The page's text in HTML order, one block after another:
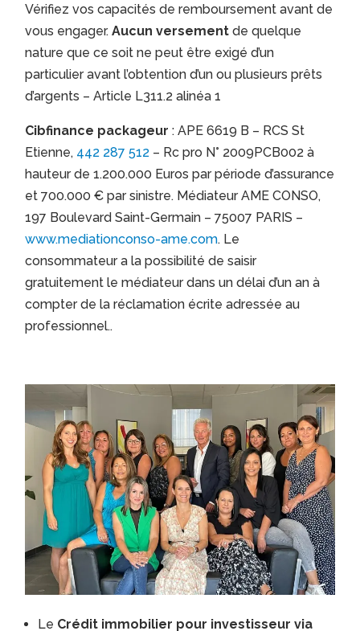
Vérifiez vos capacités de remboursement avant de
vous engager.Aucun versement de quelque
nature que ce soit ne peut être exigé d’un
particulier avant l’obtention d’un ou plusieurs prêts
d’argents – Article L311.2 alinéa 1
Cibfinance packageur : APE 6619 B – RCS St
Etienne, 442 287 512 – Rc pro N° 2009PCB002 à
hauteur de 1.200.000 Euros par période d’assurance
et 700.000 € par sinistre. Médiateur AME CONSO,
197 Boulevard Saint-Germain – 75007 PARIS –
www.mediationconso-ame.com. Le
consommateur a la possibilité de saisir
gratuitement le médiateur dans un délai d’un an à
compter de la réclamation écrite adressée au
professionnel..
Le Crédit immobilier pour investisseur via